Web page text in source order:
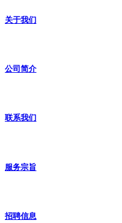
关于我们
公司简介
联系我们
服务宗旨
招聘信息